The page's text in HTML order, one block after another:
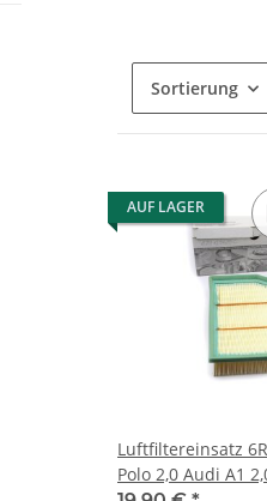
Sortierung
AUF LAGER
Luftfiltereinsatz
Polo 2,0 Audi A1